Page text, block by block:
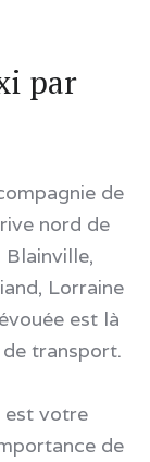
par
de
nord de
Lorraine
est là
transport.
est votre
de